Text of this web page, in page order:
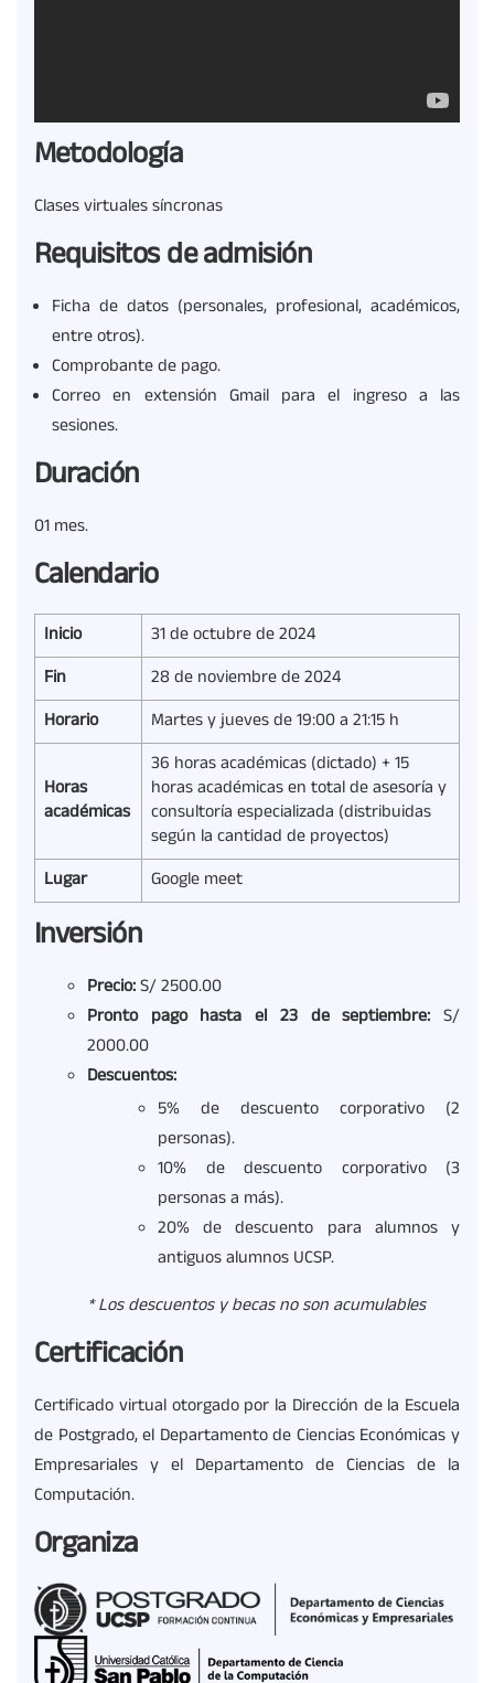
Metodología
Clases virtuales síncronas
Requisitos de admisión
Ficha de datos (personales, profesional, académicos,
entre otros).
Comprobante de pago.
Correo en extensión Gmail para el ingreso a las
sesiones.
Duración
01 mes.
Calendario
Inicio
31 de octubre de 2024
Fin
28 de noviembre de 2024
Horario
Martes y jueves de 19:00 a 21:15 h
Horas
académicas
36 horas académicas (dictado) + 15
horas académicas en total de asesoría y
consultoría especializada (distribuidas
según la cantidad de proyectos)
Lugar
Google meet
Inversión
Precio:S/ 2500.00
Pronto pago hasta el 23 de septiembre: S/
2000.00
Descuentos:
5% de descuento corporativo (2
personas).
10% de descuento corporativo (3
personas a más).
20% de descuento para alumnos y
antiguos alumnos UCSP.
* Los descuentos y becas no son acumulables
Certificación
Certificado virtual otorgado por la Dirección de la Escuela
de Postgrado, el Departamento de Ciencias Económicas y
Empresariales y el Departamento de Ciencias de la
Computación.
Organiza